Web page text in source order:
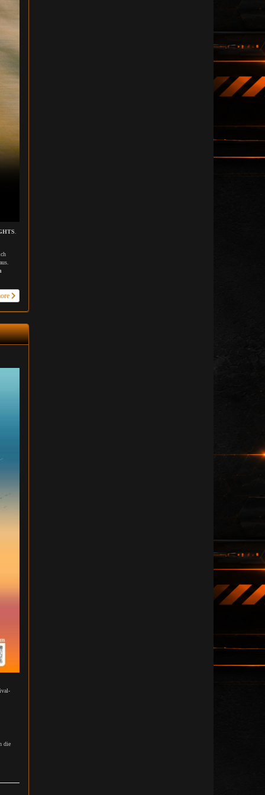
die